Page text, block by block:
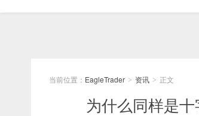
当前位置： EagleTrader > 资讯 > 正文
为什么同样是